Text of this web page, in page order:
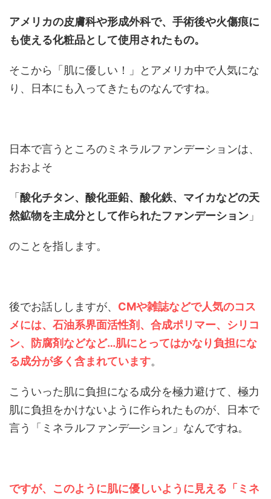
アメリカの皮膚科や形成外科で、手術後や火傷痕に
も使える化粧品として使用されたもの。
そこから「肌に優しい！」とアメリカ中で人気にな
り、日本にも入ってきたものなんですね。
日本で言うところのミネラルファンデーションは、
おおよそ
「酸化チタン、酸化亜鉛、酸化鉄、マイカなどの天
然鉱物を主成分として作られたファンデーション 」
のことを指します。
後でお話ししますが、 CMや雑誌などで人気のコス
メには、石油系界面活性剤、合成ポリマー、シリコ
ン、防腐剤などなど…肌にとってはかなり負担にな
る成分が多く含まれています。
こういった肌に負担になる成分を極力避けて、極力
肌に負担をかけないように作られたものが、日本で
言う「ミネラルファンデ―ション」なんですね。
ですが、このように肌に優しいように見える「ミネ